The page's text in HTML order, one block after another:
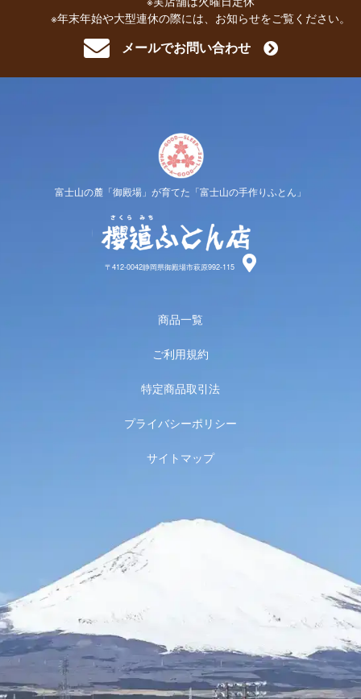
※年末年始や大型連休の際には、お知らせをご覧ください。
メールでお問い合わせ
富士山の麓「御殿場」が育てた「富士山の手作りふとん」
〒412-0042静岡県御殿場市萩原992-115
商品一覧
ご利用規約
特定商品取引法
プライバシーポリシー
サイトマップ